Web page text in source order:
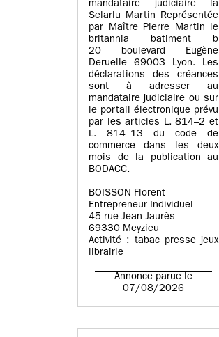
mandataire judiciaire la
Selarlu Martin Représentée
par Maître Pierre Martin le
britannia batiment b
20 boulevard Eugène
Deruelle 69003 Lyon. Les
déclarations des créances
sont à adresser au
mandataire judiciaire ou sur
le portail électronique prévu
par les articles L. 814–2 et
L. 814–13 du code de
commerce dans les deux
mois de la publication au
BODACC.
BOISSON Florent
Entrepreneur Individuel
45 rue Jean Jaurès
69330 Meyzieu
Activité : tabac presse jeux
librairie
Annonce parue le
07/08/2026